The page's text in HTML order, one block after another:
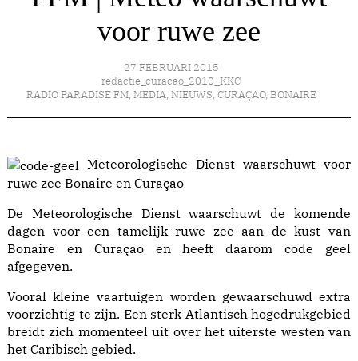
voor ruwe zee
27 FEBRUARI 2015
redactie_curacao_2010_KKC
RADIO PARADISE FM, MEDIA, NIEUWS, CURAÇAO, BONAIRE
Meteorologische Dienst waarschuwt voor
ruwe zee Bonaire en Curaçao
De Meteorologische Dienst waarschuwt de komende
dagen voor een tamelijk ruwe zee aan de kust van
Bonaire en Curaçao en heeft daarom code geel
afgegeven.
Vooral kleine vaartuigen worden gewaarschuwd extra
voorzichtig te zijn. Een sterk Atlantisch hogedrukgebied
breidt zich momenteel uit over het uiterste westen van
het Caribisch gebied.